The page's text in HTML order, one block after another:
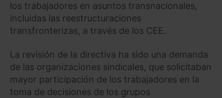
los trabajadores en asuntos transnacionales,
incluidas las reestructuraciones
transfronterizas, a través de los CEE.
La revisión de la directiva ha sido una demanda
de las organizaciones sindicales, que solicitaban
mayor participación de los trabajadores en la
toma de decisiones de los grupos